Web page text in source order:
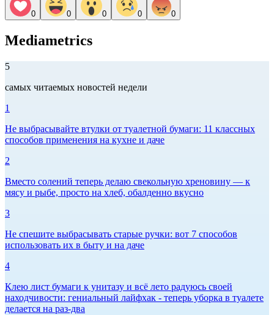
0 0 0 0 0
Mediametrics
5
самых читаемых новостей недели
1
Не выбрасывайте втулки от туалетной бумаги: 11 классных
способов применения на кухне и даче
2
Вместо солений теперь делаю свекольную хреновину — к
мясу и рыбе, просто на хлеб, обалденно вкусно
3
Не спешите выбрасывать старые ручки: вот 7 способов
использовать их в быту и на даче
4
Клею лист бумаги к унитазу и всё лето радуюсь своей
находчивости: гениальный лайфхак - теперь уборка в туалете
делается на раз-два